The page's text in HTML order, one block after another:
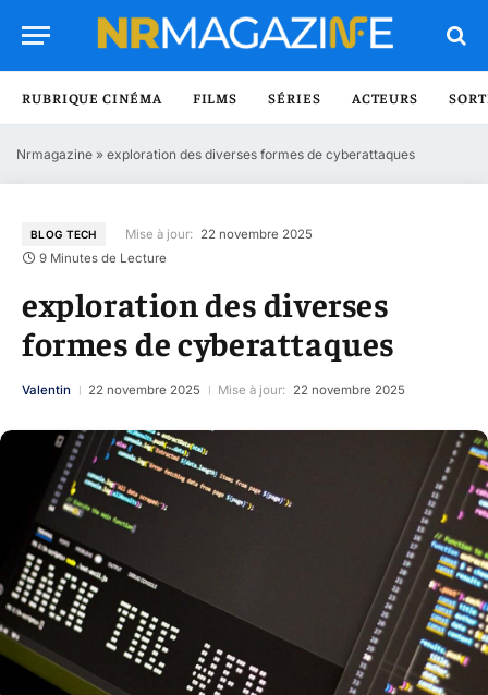
RUBRIQUE CINÉMA FILMS SÉRIES ACTEURS
Nrmagazine » exploration des diverses formes de cyberattaques
BLOG TECH Mise à jour: 22 novembre 2025
9 Minutes de Lecture
exploration des diverses
formes de cyberattaques
Valentin 22 novembre 2025 Mise à jour: 22 novembre 2025